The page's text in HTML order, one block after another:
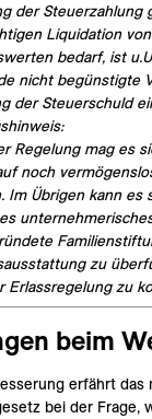
der Steuerzahlung
Liquidation
bedarf, ist
nicht begünstigte
der Steuerschuld
Regelung mag es
noch
Im Übrigen kann es
zu
Erlassregelung zu
beim
erfährt
bei der Frage,